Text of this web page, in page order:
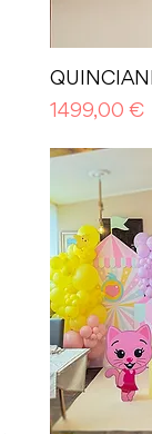
Prezzo
1499,00 €